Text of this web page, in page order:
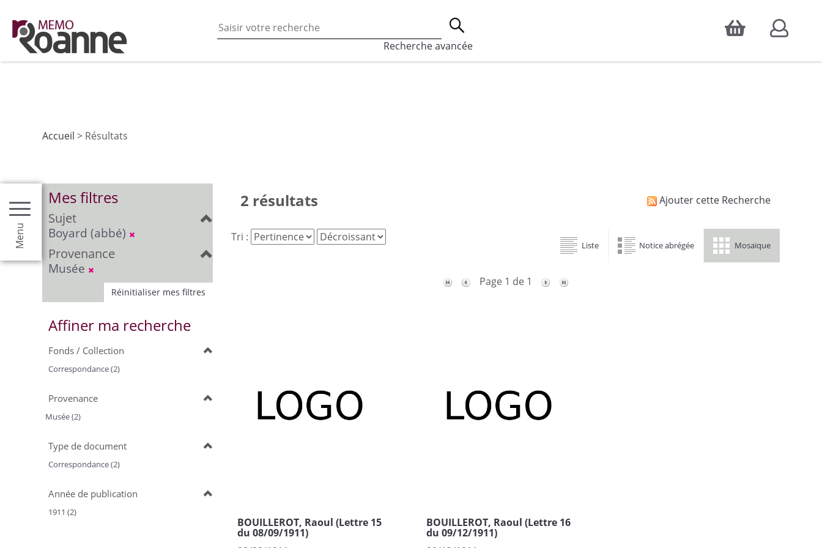
Accepter
En poursuivant votre navigation sur ce site vous acceptez l’utilisation des cookies, qui sont utilisés à des fins de statistiques d'audience, ainsi que pour
les fonctionnalités de partages de contenu sur les réseaux sociaux.
Recherche avancée
Menu
Accueil > Résultats
Mes filtres
Sujet
Boyard (abbé)
Provenance
Musée
Réinitialiser mes filtres
Affiner ma recherche
Fonds / Collection
Correspondance (2)
Provenance
Musée (2)
Type de document
Correspondance (2)
Année de publication
1911 (2)
2 résultats Ajouter cette Recherche
Tri :
Liste Notice abrégée Mosaïque
Page 1 de 1
BOUILLEROT, Raoul (Lettre 15
du 08/09/1911)
BOUILLEROT, Raoul (Lettre 16
du 09/12/1911)